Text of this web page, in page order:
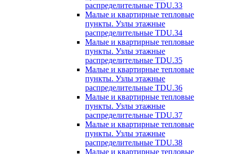
распределительные TDU.33
Малые и квартирные тепловые
пункты. Узлы этажные
распределительные TDU.34
Малые и квартирные тепловые
пункты. Узлы этажные
распределительные TDU.35
Малые и квартирные тепловые
пункты. Узлы этажные
распределительные TDU.36
Малые и квартирные тепловые
пункты. Узлы этажные
распределительные TDU.37
Малые и квартирные тепловые
пункты. Узлы этажные
распределительные TDU.38
Малые и квартирные тепловые